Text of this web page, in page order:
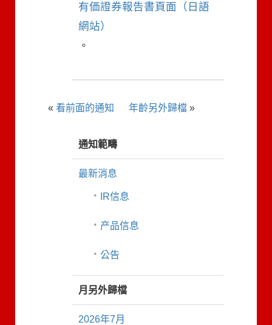
有価證券報告書頁面（日語
網站）
。
« 看前面的通知 年齡另外歸檔 »
通知範疇
最新消息
IR信息
产品信息
公告
月另外歸檔
2026年7月